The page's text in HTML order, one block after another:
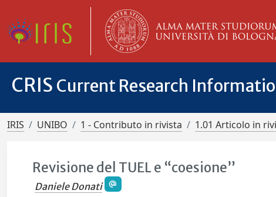
CRIS Current Research
IRIS UNIBO 1 - Contributo in rivista 1.01 Articolo in
Revisione del TUEL e “coesione”
Daniele Donati